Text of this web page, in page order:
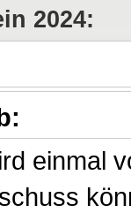
2024:
einmal